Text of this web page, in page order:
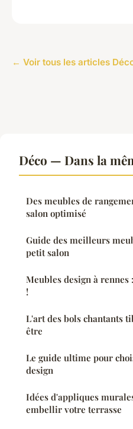
← Voir tous les articles
Déco — Dans la
Des meubles de
salon optimisé
Guide des meilleurs
petit salon
Meubles design à
!
L'art des bols chantants
être
Le guide ultime pour
design
Idées d'appliques
embellir votre terrasse